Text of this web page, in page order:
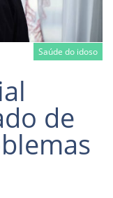
Saúde do idoso
de